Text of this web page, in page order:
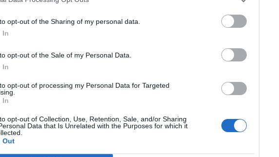
opt-out of the Sharing of my personal data.
In
opt-out of the Sale of my Personal Data.
In
opt-out of processing my Personal Data for Targeted
In
opt-out of Collection, Use, Retention, Sale, and/or Sharing
Data that Is Unrelated with the Purposes for which it
Out
από το Τμήμα Προληπτικής Ιατρικής,
ως εξής:
Αθήνα
16:00
5/2 και Πέμπτη 6/2 10:00 – 13:00